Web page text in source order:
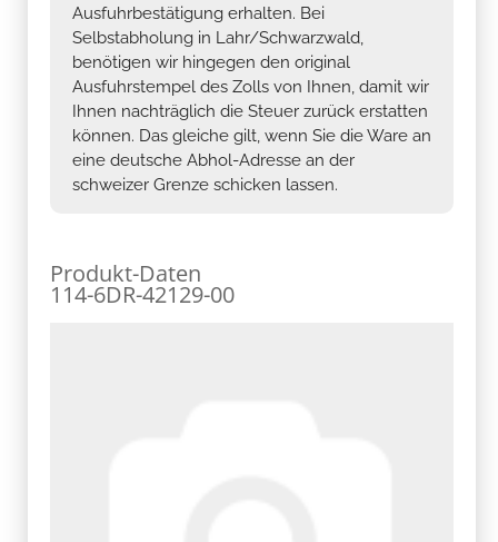
Ausfuhrbestätigung erhalten. Bei
Selbstabholung in Lahr/Schwarzwald,
benötigen wir hingegen den original
Ausfuhrstempel des Zolls von Ihnen, damit wir
Ihnen nachträglich die Steuer zurück erstatten
können. Das gleiche gilt, wenn Sie die Ware an
eine deutsche Abhol-Adresse an der
schweizer Grenze schicken lassen.
Produkt-Daten
114-6DR-42129-00